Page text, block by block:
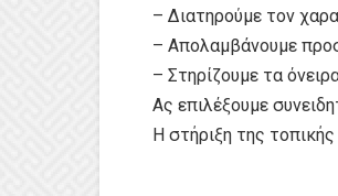
– Διατηρούμε τον
– Απολαμβάνουμε
– Στηρίζουμε τα
Ας επιλέξουμε
Η στήριξη της